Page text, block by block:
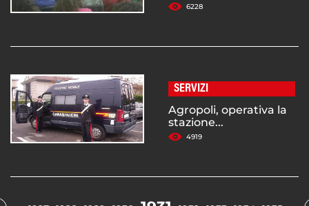
6228
SERVIZI
Agropoli, operativa la
stazione...
4919